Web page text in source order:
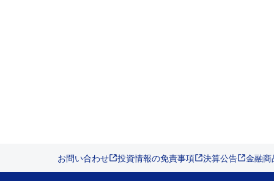
お問い合わせ 投資情報の免責事項 決算公告 金融